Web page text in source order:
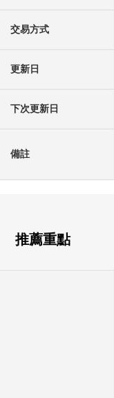
交易方式
更新日
下次更新日
備註
推薦重點